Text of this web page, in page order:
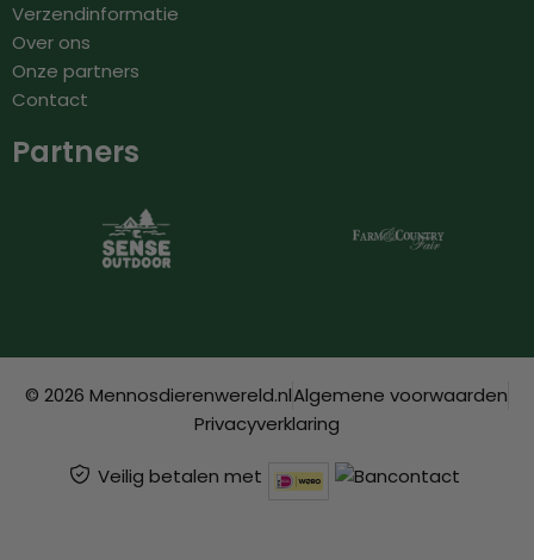
Verzendinformatie
Over ons
Onze partners
Contact
Partners
© 2026 Mennosdierenwereld.nlAlgemene voorwaarden
Privacyverklaring
Veilig betalen met